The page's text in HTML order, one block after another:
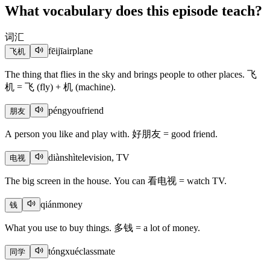
What vocabulary does this episode teach?
词汇
飞机 fēijīairplane
The thing that flies in the sky and brings people to other places. 飞
机 = 飞 (fly) + 机 (machine).
朋友 péngyoufriend
A person you like and play with. 好朋友 = good friend.
电视 diànshìtelevision, TV
The big screen in the house. You can 看电视 = watch TV.
钱 qiánmoney
What you use to buy things. 多钱 = a lot of money.
同学 tóngxuéclassmate